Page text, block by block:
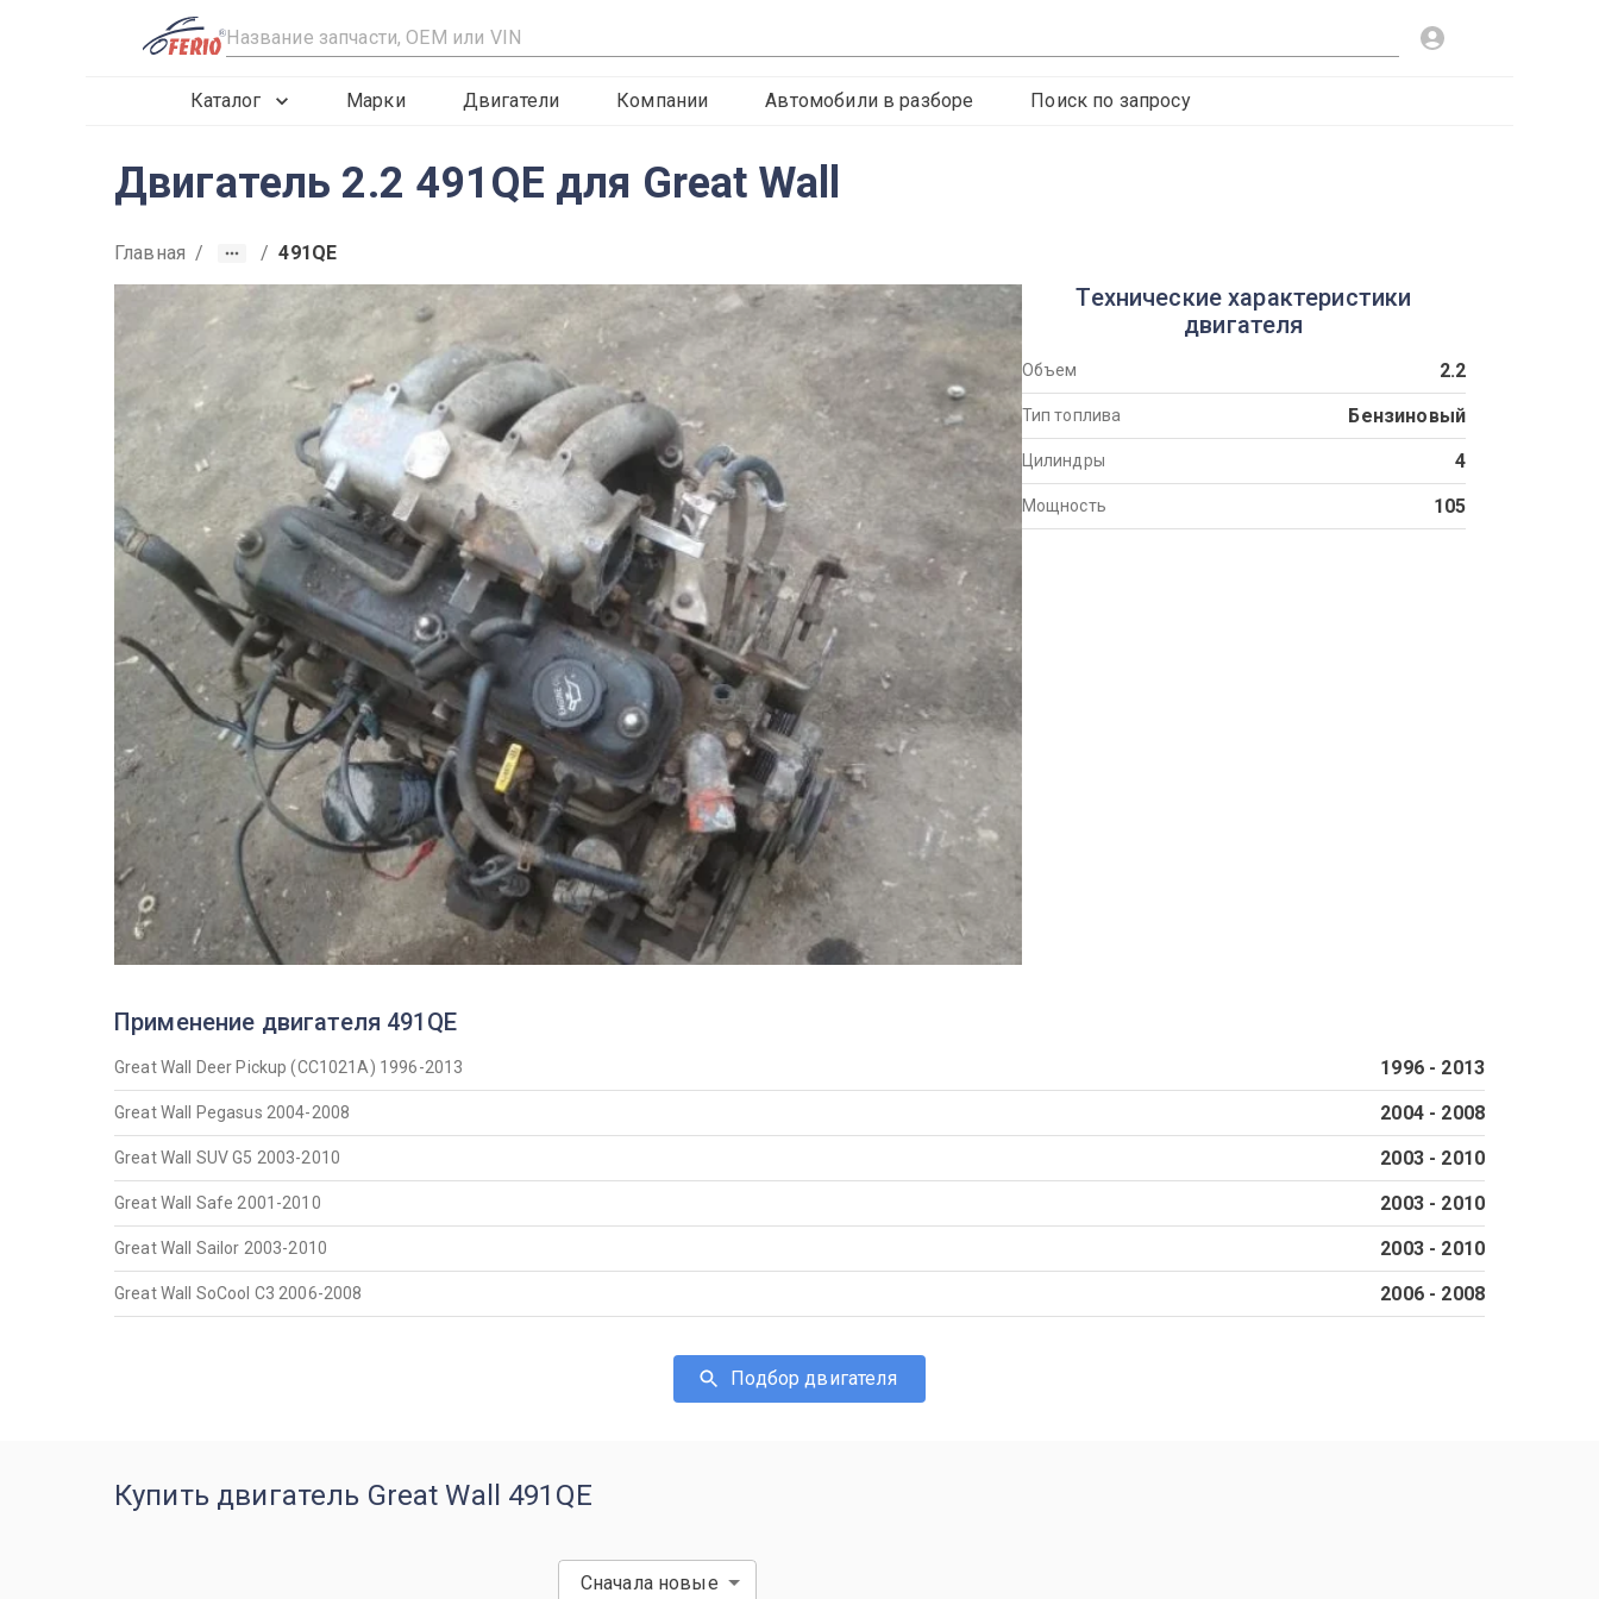
R
Каталог Марки Двигатели Компании Автомобили в разборе Поиск по запросу
Двигатель 2.2 491QE для Great Wall
Главная / / 491QE
Технические характеристики
двигателя
Объем 2.2
Тип топлива Бензиновый
Цилиндры 4
Мощность 105
Применение двигателя 491QE
Great Wall Deer Pickup (CC1021A) 1996-2013 1996- 2013
Great Wall Pegasus 2004-2008 2004- 2008
Great Wall SUV G5 2003-2010 2003- 2010
Great Wall Safe 2001-2010 2003- 2010
Great Wall Sailor 2003-2010 2003- 2010
Great Wall SoCool C3 2006-2008 2006- 2008
Подбор двигателя
Купить двигатель Great Wall 491QE
Сначала новые